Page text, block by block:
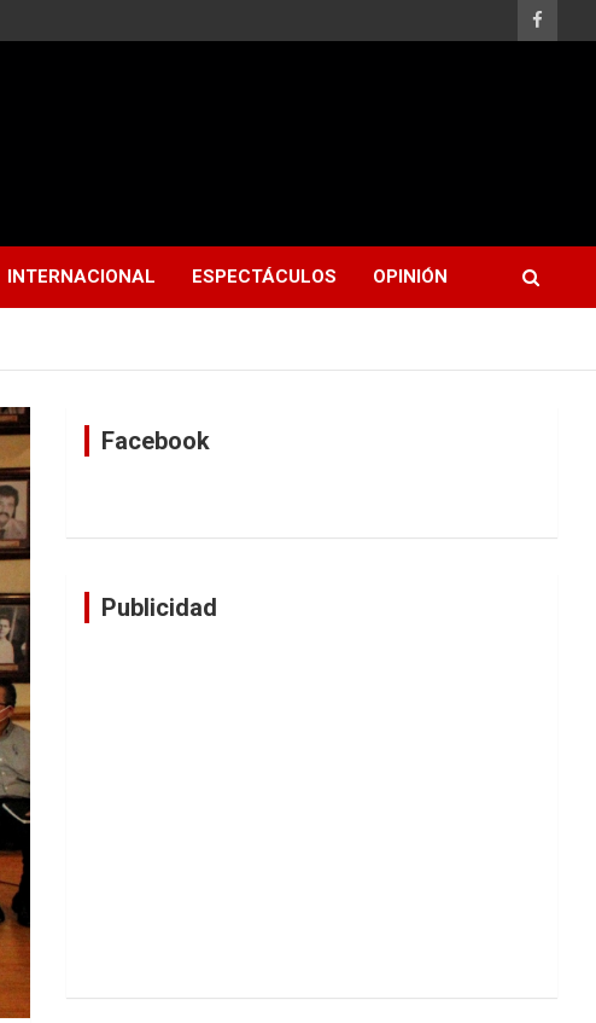
INTERNACIONAL ESPECTÁCULOS OPINIÓN
Facebook
Publicidad